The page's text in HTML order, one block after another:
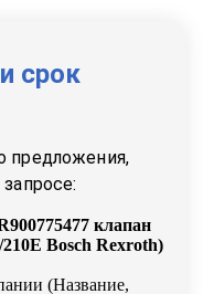
срок
предложения,
клапан
Bosch Rexroth)
(Название,